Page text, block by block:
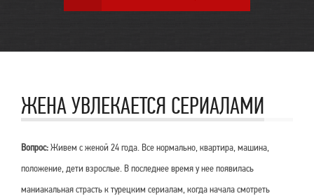
ЖЕНА УВЛЕКАЕТСЯ СЕРИАЛАМИ
Вопрос:Живем с женой 24 года. Все нормально, квартира, машина,
положение, дети взрослые. В последнее время у нее появилась
маниакальная страсть к турецким сериалам, когда начала смотреть